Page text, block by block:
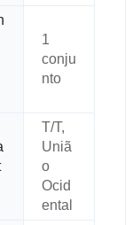
1
conju
nto
T/T,
Uniã
o
Ocid
ental